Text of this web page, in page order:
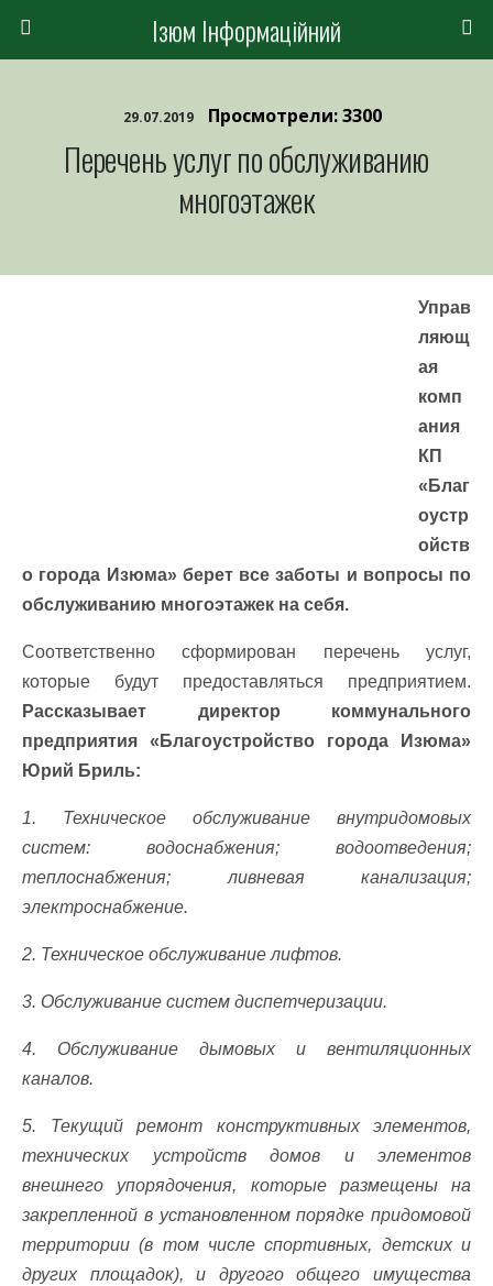
Ізюм Інформаційний
29.07.2019 Просмотрели: 3300
Перечень услуг по обслуживанию
многоэтажек
Управ
ляющ
ая
комп
ания
КП
«Благ
оустр
ойств
о города Изюма» берет все заботы и вопросы по
обслуживанию многоэтажек на себя.
Соответственно сформирован перечень услуг,
которые будут предоставляться предприятием.
Рассказывает директор коммунального
предприятия «Благоустройство города Изюма»
Юрий Бриль:
1. Техническое обслуживание внутридомовых
систем: водоснабжения; водоотведения;
теплоснабжения; ливневая канализация;
электроснабжение.
2. Техническое обслуживание лифтов.
3. Обслуживание систем диспетчеризации.
4. Обслуживание дымовых и вентиляционных
каналов.
5. Текущий ремонт конструктивных элементов,
технических устройств домов и элементов
внешнего упорядочения, которые размещены на
закрепленной в установленном порядке придомовой
территории (в том числе спортивных, детских и
других площадок), и другого общего имущества